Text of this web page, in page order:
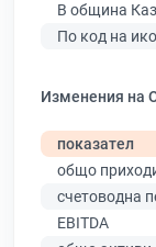
В община
По код на
Изменения на
показател
общо
счетоводна
EBITDA